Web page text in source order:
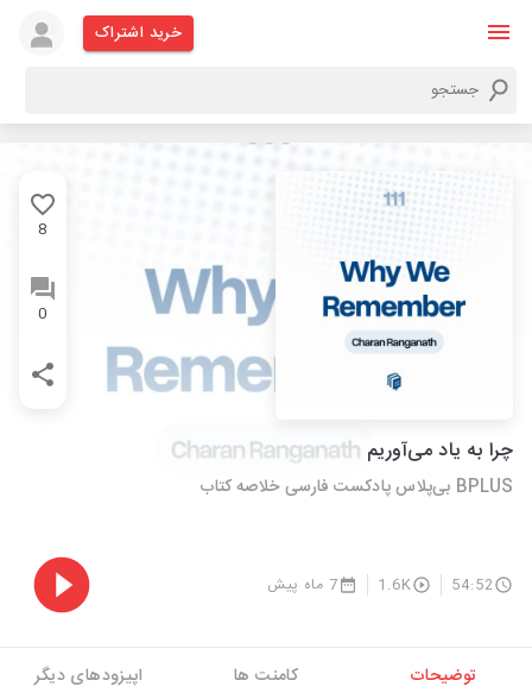
خرید اشتراک
8
0
چرا به یاد می‌آوریم
‌BPLUS بی‌پلاس پادکست فارسی خلاصه کتاب
54:52
1.6K 7 ماه پیش
توضیحات کامنت ها اپیزودهای دیگر